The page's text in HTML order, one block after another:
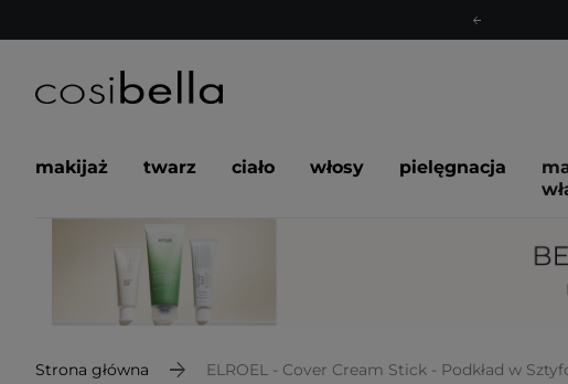
makijaż twarz ciało włosy pielęgnacja
Strona główna ELROEL - Cover Cream Stick - Podkład w